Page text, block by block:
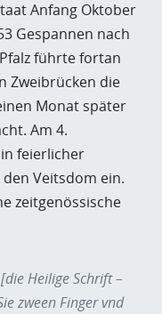
Anfang Oktober
Gespannen nach
führte fortan
Zweibrücken die
Monat später
Am 4.
feierlicher
Veitsdom ein.
zeitgenössische
Heilige Schrift –
zween Finger vnd